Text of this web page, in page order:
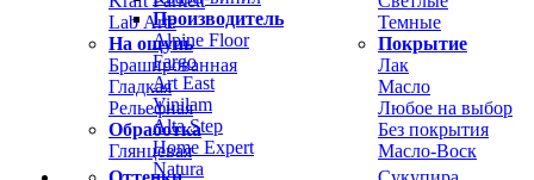
Lab Arte
На ощупь
Брашированная
Гладкая
Рельефная
Обработка
Глянцевая
Темные
Покрытие
Лак
Масло
Любое на выбор
Без покрытия
Масло-Воск
Производитель
Alpine Floor
Fargo
Art East
Vinilam
Alta Step
Home Expert
Natura